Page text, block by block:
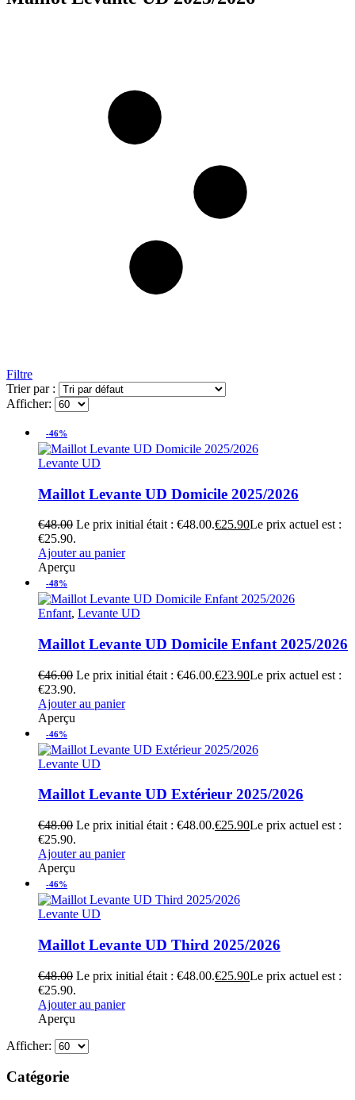
Filtre
Trier par :
Afficher:
-46%
Levante UD
Maillot Levante UD Domicile 2025/2026
€48.00 Le prix initial était : €48.00.€25.90Le prix actuel est :
€25.90.
Ajouter au panier
Aperçu
-48%
Enfant, Levante UD
Maillot Levante UD Domicile Enfant 2025/2026
€46.00 Le prix initial était : €46.00.€23.90Le prix actuel est :
€23.90.
Ajouter au panier
Aperçu
-46%
Levante UD
Maillot Levante UD Extérieur 2025/2026
€48.00 Le prix initial était : €48.00.€25.90Le prix actuel est :
€25.90.
Ajouter au panier
Aperçu
-46%
Levante UD
Maillot Levante UD Third 2025/2026
€48.00 Le prix initial était : €48.00.€25.90Le prix actuel est :
€25.90.
Ajouter au panier
Aperçu
Afficher:
Catégorie